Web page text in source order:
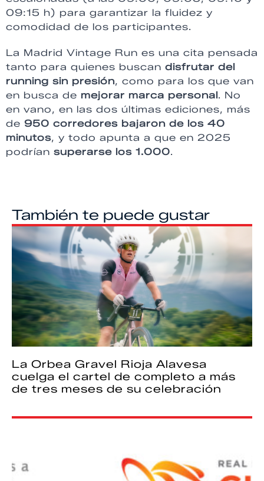
09:15 h) para garantizar la fluidez y
comodidad de los participantes.
La Madrid Vintage Run es una cita pensada
tanto para quienes buscan disfrutar del
running sin presión, como para los que van
en busca de mejorar marca personal . No
en vano, en las dos últimas ediciones, más
de 950 corredores bajaron de los 40
minutos, y todo apunta a que en 2025
podrían superarse los 1.000.
También te puede gustar
La Orbea Gravel Rioja Alavesa
cuelga el cartel de completo a más
de tres meses de su celebración